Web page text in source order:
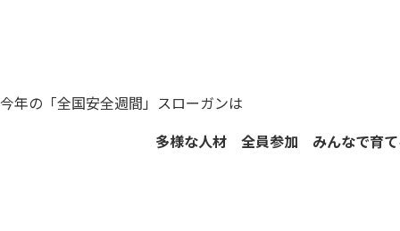
今年の「全国安全週間」スローガンは
多様な人材 全員参加 みんなで育て